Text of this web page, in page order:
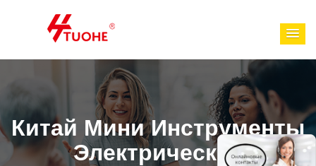
Китай Мини Инструменты
Электрические